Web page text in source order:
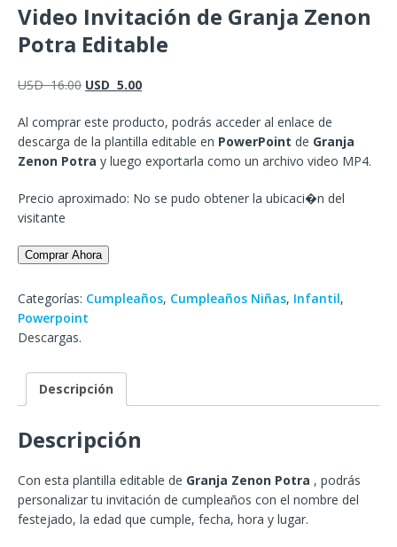
Video Invitación de Granja Zenon
Potra Editable
USD16.00 USD 5.00
Al comprar este producto, podrás acceder al enlace de
descarga de la plantilla editable en PowerPoint de Granja
Zenon Potra y luego exportarla como un archivo video MP4.
Precio aproximado: No se pudo obtener la ubicaci�n del
visitante
Comprar Ahora
Categorías: Cumpleaños, Cumpleaños Niñas, Infantil,
Powerpoint
Descargas.
Descripción
Descripción
Con esta plantilla editable de Granja Zenon Potra , podrás
personalizar tu invitación de cumpleaños con el nombre del
festejado, la edad que cumple, fecha, hora y lugar.